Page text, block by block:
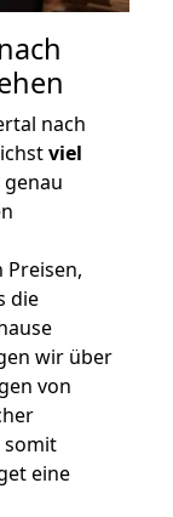
nach
viel
genau
Preisen,
die
wir über
von
somit
eine